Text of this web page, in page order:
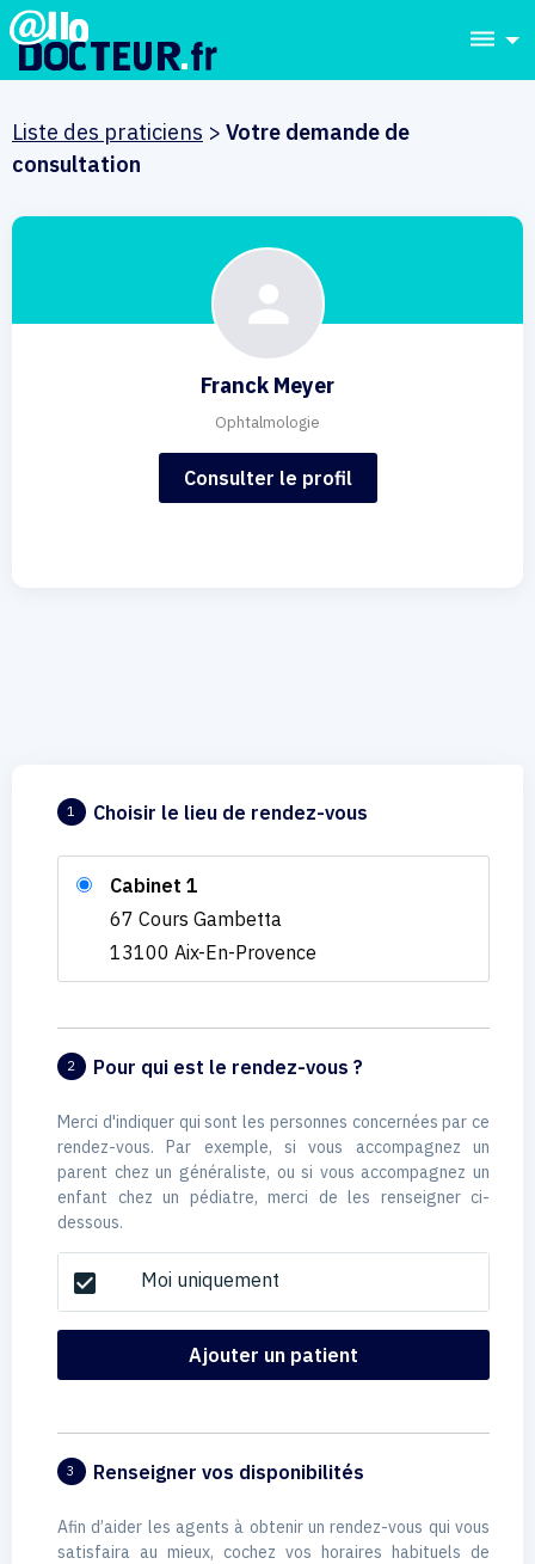
dehaze
Liste des praticiens > Votre demande de
consultation
Franck Meyer
Ophtalmologie
Consulter le profil
1 Choisir le lieu de rendez-vous
Cabinet 1
67 Cours Gambetta
13100 Aix-En-Provence
2 Pour qui est le rendez-vous ?
Merci d'indiquer qui sont les personnes concernées par ce
rendez-vous. Par exemple, si vous accompagnez un
parent chez un généraliste, ou si vous accompagnez un
enfant chez un pédiatre, merci de les renseigner ci-
dessous.
check_box Moi uniquement
Ajouter un patient
3 Renseigner vos disponibilités
Afin d’aider les agents à obtenir un rendez-vous qui vous
satisfaira au mieux, cochez vos horaires habituels de